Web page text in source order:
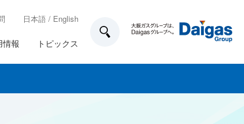
日本語 / English
情報 トピックス